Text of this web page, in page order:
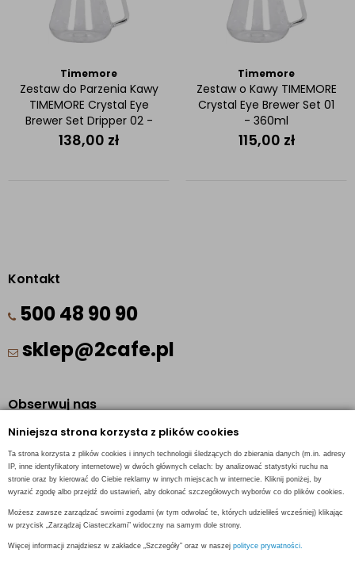
Niniejsza strona korzysta z plików cookies
Ta strona korzysta z plików cookies i innych technologii śledzących do zbierania danych (m.in. adresy
IP, inne identyfikatory internetowe) w dwóch głównych celach: by analizować statystyki ruchu na
stronie oraz by kierować do Ciebie reklamy w innych miejscach w internecie. Kliknij poniżej, by
wyrazić zgodę albo przejdź do ustawień, aby dokonać szczegółowych wyborów co do plików cookies.
Możesz zawsze zarządzać swoimi zgodami (w tym odwołać te, których udzieliłeś wcześniej) klikając
w przycisk „Zarządzaj Ciasteczkami” widoczny na samym dole strony.
Więcej informacji znajdziesz w zakładce „Szczegóły” oraz w naszej polityce prywatności.
Timemore
Zestaw do Parzenia Kawy
TIMEMORE Crystal Eye
Brewer Set Dripper 02 -
600ml
138,00 zł
Timemore
Zestaw o Kawy TIMEMORE
Crystal Eye Brewer Set 01
- 360ml
115,00 zł
Kontakt
500 48 90 90
sklep@2cafe.pl
Obserwuj nas
Facebook
Pinterest
Instagram